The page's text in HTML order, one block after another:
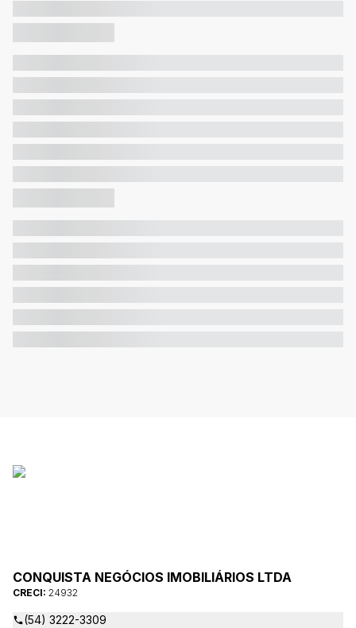
CONQUISTA NEGÓCIOS IMOBILIÁRIOS LTDA
CRECI: 24932
(54) 3222-3309